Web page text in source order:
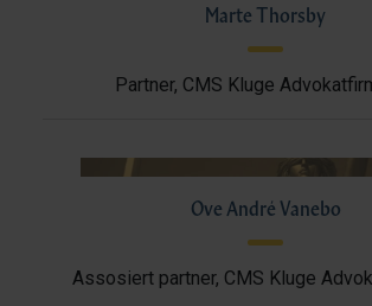
Marte Thorsby
Partner, CMS Kluge
Ove André Vanebo
Assosiert partner, CMS Kluge